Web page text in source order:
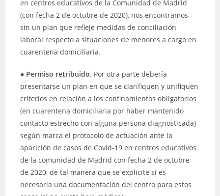
en centros educativos de la Comunidad de Madrid
(con fecha 2 de octubre de 2020), nos encontramos
sin un plan que refleje medidas de conciliación
laboral respecto a situaciones de menores a cargo en
cuarentena domiciliaria.
● Permiso retribuido. Por otra parte debería
presentarse un plan en que se clarifiquen y unifiquen
criterios en relación a los confinamientos obligatorios
(en cuarentena domiciliaria por haber mantenido
contacto estrecho con alguna persona diagnosticada)
según marca el protocolo de actuación ante la
aparición de casos de Covid-19 en centros educativos
de la comunidad de Madrid con fecha 2 de octubre
de 2020, de tal manera que se explicite si es
necesaria una documentación del centro para estos